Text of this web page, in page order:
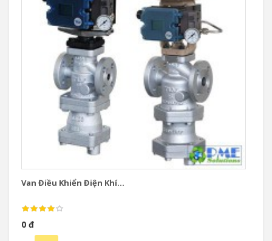
Van Điều Khiển Điện Khí...
0 đ